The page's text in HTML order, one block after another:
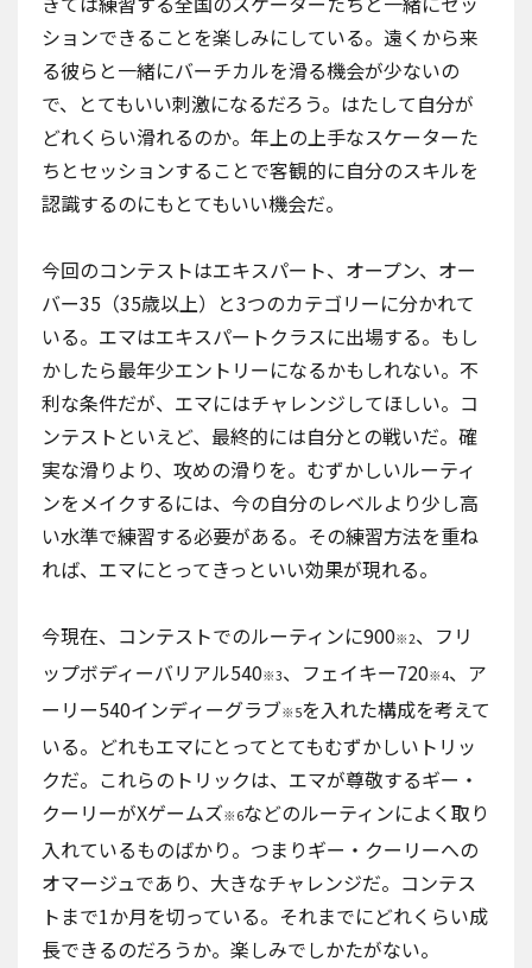
ションできることを楽しみにしている。遠くから来
る彼らと一緒にバーチカルを滑る機会が少ないの
で、とてもいい刺激になるだろう。はたして自分が
どれくらい滑れるのか。年上の上手なスケーターた
ちとセッションすることで客観的に自分のスキルを
認識するのにもとてもいい機会だ。
今回のコンテストはエキスパート、オープン、オー
バー35（35歳以上）と3つのカテゴリーに分かれて
いる。エマはエキスパートクラスに出場する。もし
かしたら最年少エントリーになるかもしれない。不
利な条件だが、エマにはチャレンジしてほしい。コ
ンテストといえど、最終的には自分との戦いだ。確
実な滑りより、攻めの滑りを。むずかしいルーティ
ンをメイクするには、今の自分のレベルより少し高
い水準で練習する必要がある。その練習方法を重ね
れば、エマにとってきっといい効果が現れる。
今現在、コンテストでのルーティンに900※2、フリ
ップボディーバリアル540※3、フェイキー720※4、ア
ーリー540インディーグラブ※5を入れた構成を考えて
いる。どれもエマにとってとてもむずかしいトリッ
クだ。これらのトリックは、エマが尊敬するギー・
クーリーがXゲームズ※6などのルーティンによく取り
入れているものばかり。つまりギー・クーリーへの
オマージュであり、大きなチャレンジだ。コンテス
トまで1か月を切っている。それまでにどれくらい成
長できるのだろうか。楽しみでしかたがない。